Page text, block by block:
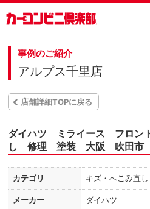
事例のご紹介
アルプス千里店
店舗詳細TOPに戻る
ダイハツ ミライース フロ
し 修理 塗装 大阪 吹田市
カテゴリ キズ・へこみ直し
メーカー ダイハツ